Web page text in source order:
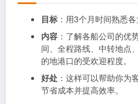
目标 ：用3个月时间熟悉
内容 ：了解各船公司的优
间、全程路线、中转地点
的地港口的受欢迎程度。
好处 ：这样可以帮助你为
节省成本并提高效率。